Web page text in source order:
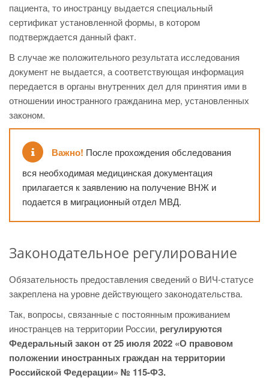
пациента, то иностранцу выдается специальный
сертификат установленной формы, в котором
подтверждается данный факт.
В случае же положительного результата исследования
документ не выдается, а соответствующая информация
передается в органы внутренних дел для принятия ими в
отношении иностранного гражданина мер, установленных
законом.
Важно! После прохождения обследования
вся необходимая медицинская документация
прилагается к заявлению на получение ВНЖ и
подается в миграционный отдел МВД.
Законодательное регулирование
Обязательность предоставления сведений о ВИЧ-статусе
закреплена на уровне действующего законодательства.
Так, вопросы, связанные с постоянным проживанием
иностранцев на территории России, регулируются
Федеральный закон от 25 июля 2022 «О правовом
положении иностранных граждан на территории
Российской Федерации» № 115-ФЗ.